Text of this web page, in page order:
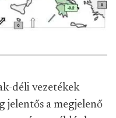
déli vezetékek
jelentős a megjelenő